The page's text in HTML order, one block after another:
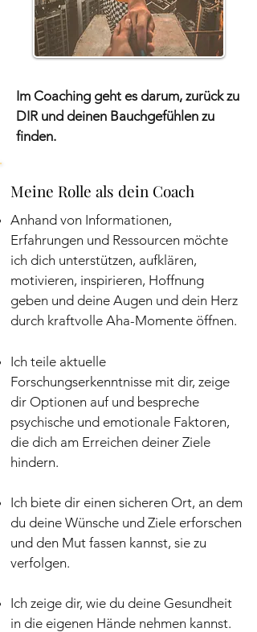
Im Coaching geht es darum, zurück zu
DIR und deinen Bauchgefühlen zu
finden.
Meine Rolle als dein Coach
Anhand von Informationen,
Erfahrungen und Ressourcen möchte
ich dich unterstützen, aufklären,
motivieren, inspirieren, Hoffnung
geben und deine Augen und dein Herz
durch kraftvolle Aha-Momente öffnen.
Ich teile aktuelle
Forschungserkenntnisse mit dir, zeige
dir Optionen auf und bespreche
psychische und emotionale Faktoren,
die dich am Erreichen deiner Ziele
hindern.
Ich biete dir einen sicheren Ort, an dem
du deine Wünsche und Ziele erforschen
und den Mut fassen kannst, sie zu
verfolgen.
Ich zeige dir, wie du deine Gesundheit
in die eigenen Hände nehmen kannst.